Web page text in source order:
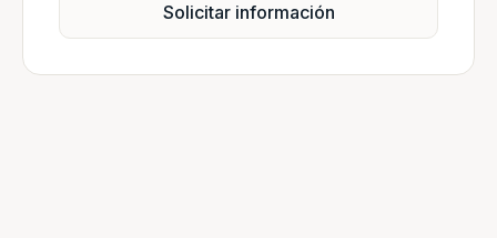
Solicitar información